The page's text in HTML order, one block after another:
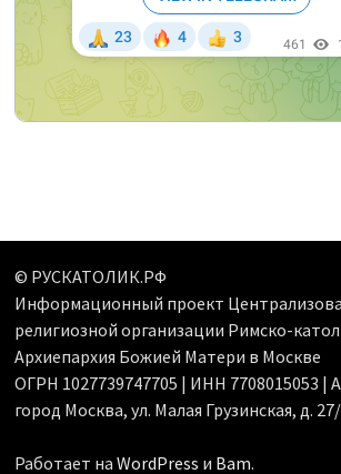
© РУСКАТОЛИК.РФ
Информационный проект
религиозной организации Римско-
Архиепархия Божией Матери в Москве
ОГРН 1027739747705 | ИНН 7708015053 |
город Москва, ул. Малая Грузинская, д.
Работает наWordPress и Bam.